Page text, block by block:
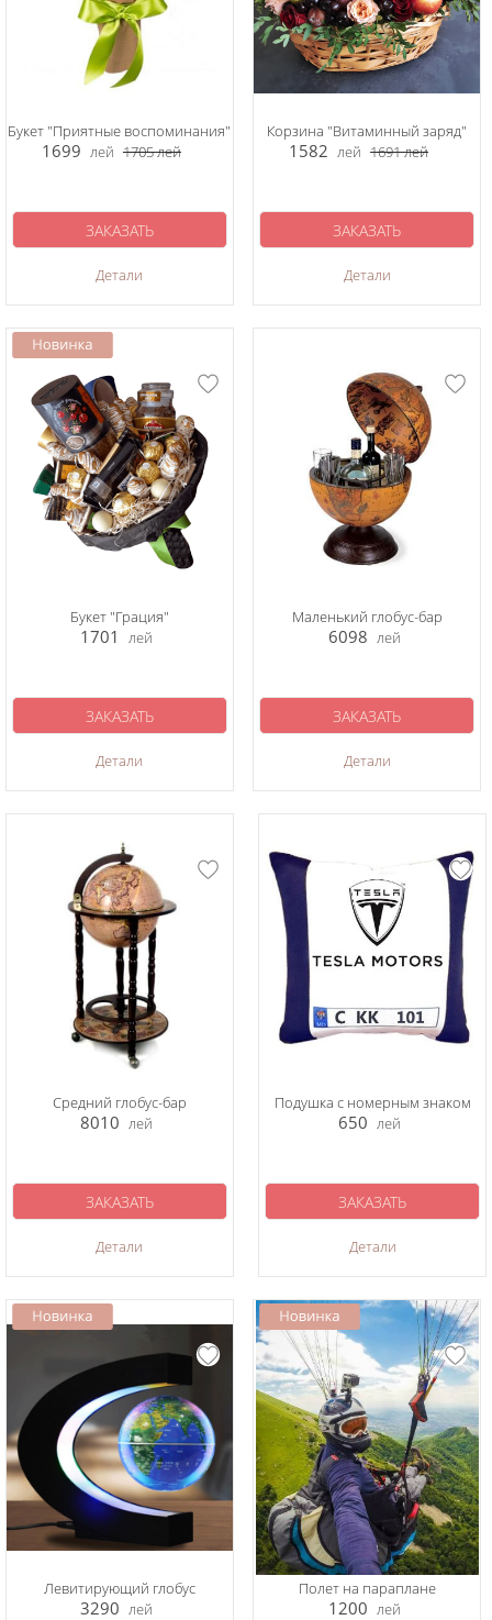
Букет "Приятные воспоминания"
1699 лей 1705лей
Детали
ЗАКАЗАТЬ
Корзина "Витаминный заряд"
1582 лей 1691лей
Детали
ЗАКАЗАТЬ
Букет "Грация"
1701 лей
Детали
ЗАКАЗАТЬ
Маленький глобус-бар
6098 лей
Детали
ЗАКАЗАТЬ
Средний глобус-бар
8010 лей
Детали
ЗАКАЗАТЬ
Подушка с номерным знаком
650 лей
Детали
ЗАКАЗАТЬ
Левитирующий глобус
3290 лей
Полет на параплане
1200 лей